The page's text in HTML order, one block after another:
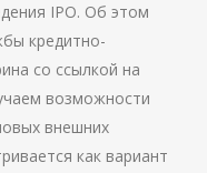
IPO. Об этом
кредитно-
со ссылкой на
возможности
внешних
как вариант